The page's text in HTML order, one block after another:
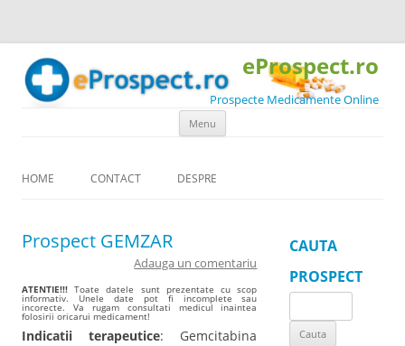
eProspect.ro
Prospecte Medicamente Online
Menu
HOME CONTACT DESPRE
Prospect GEMZAR
Adauga un comentariu
ATENTIE!!! Toate datele sunt prezentate cu scop
informativ. Unele date pot fi incomplete sau
incorecte. Va rugam consultati medicul inaintea
folosirii oricarui medicament!
Indicatii terapeutice: Gemcitabina
CAUTA
PROSPECT
for: